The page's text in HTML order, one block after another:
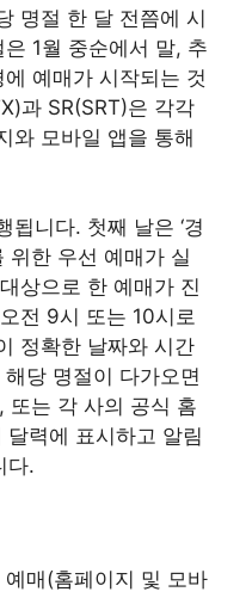
명절 한 달 전쯤에 시
1월 중순에서 말, 추
예매가 시작되는 것
과 SR(SRT)은 각각
와 모바일 앱을 통해
됩니다. 첫째 날은 ‘경
위한 우선 예매가 실
상으로 한 예매가 진
전 9시 또는 10시로
정확한 날짜와 시간
당 명절이 다가오면
또는 각 사의 공식 홈
력에 표시하고 알림
다.
매(홈페이지 및 모바